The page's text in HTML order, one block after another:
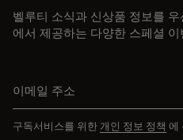
벨루티 소식과 신상품 정보를
에서 제공하는 다양한 스페셜
구독서비스를 위한 개인 정보 정책 에